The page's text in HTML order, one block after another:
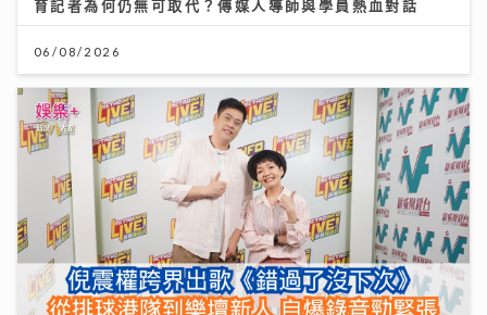
育記者為何仍無可取代？傳媒人導師與學員熱血對話
06/08/2026